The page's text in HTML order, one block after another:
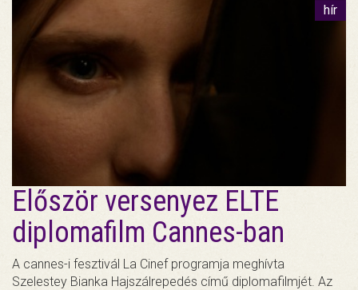
hír
Először versenyez ELTE
diplomafilm Cannes-ban
A cannes-i fesztivál La Cinef programja meghívta
Szelestey Bianka Hajszálrepedés című diplomafilmjét. Az